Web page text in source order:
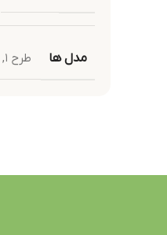
مدل ها طرح ۱ ,